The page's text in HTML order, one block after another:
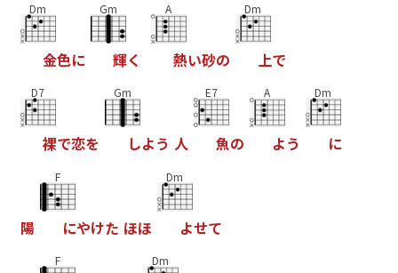
Dm
金色に
Gm
輝く
A
熱い砂の
Dm
上で
D7
裸で恋を
Gm
しよう 人
E7
魚の
A
よう
Dm
に
陽
F
にやけた ほほ
Dm
よせて
F Dm